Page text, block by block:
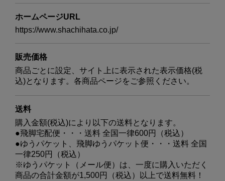
ホームページURL
https://www.shachihata.co.jp/
販売価格
商品ごとに設定、サイト上に表示された表示価格(税
込)となります。各商品ページをご参照ください。
送料
購入金額(税込)により以下の送料となります。
●飛脚宅配便・・・送料 全国一律600円（税込）
●ゆうパケット、飛脚ゆうパケット便・・・送料 全国
一律250円（税込）
※ゆうパケット（メール便）は、一度に購入いただく
商品の合計金額が1,500円（税込）以上で送料無料！